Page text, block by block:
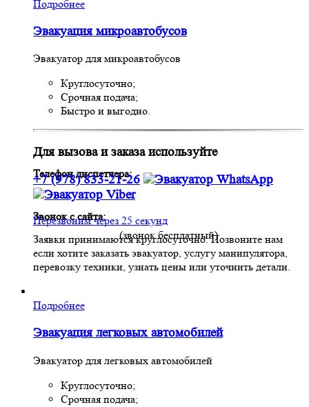
Подробнее
Эвакуация микроавтобусов
Эвакуатор для микроавтобусов
Круглосуточно;
Срочная подача;
Быстро и выгодно.
Для вызова и заказа используйте
Телефон диспетчера:
+7 (978) 833-21-26
Звонок с сайта:
Перезвоним через 25 секунд
(звонок бесплатный)
Заявки принимаются круглосуточно. Позвоните нам
если хотите заказать эвакуатор, услугу манипулятора,
перевозку техники, узнать цены или уточнить детали.
Подробнее
Эвакуация легковых автомобилей
Эвакуатор для легковых автомобилей
Круглосуточно;
Срочная подача;